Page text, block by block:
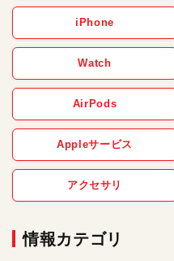
iPhone
Watch
AirPods
Appleサービス
アクセサリ
情報カテゴリ